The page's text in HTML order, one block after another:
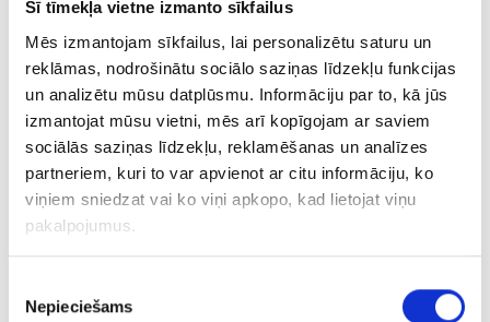
Šī tīmekļa vietne izmanto sīkfailus
Mēs izmantojam sīkfailus, lai personalizētu saturu un
reklāmas, nodrošinātu sociālo saziņas līdzekļu funkcijas
un analizētu mūsu datplūsmu. Informāciju par to, kā jūs
izmantojat mūsu vietni, mēs arī kopīgojam ar saviem
sociālās saziņas līdzekļu, reklamēšanas un analīzes
partneriem, kuri to var apvienot ar citu informāciju, ko
viņiem sniedzat vai ko viņi apkopo, kad lietojat viņu
pakalpojumus.
izvēle
Nepieciešams
€ 8.50
PIEVIENOT GROZAM